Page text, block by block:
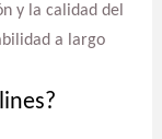
y la calidad del
a largo